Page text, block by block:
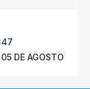
DE AGOSTO